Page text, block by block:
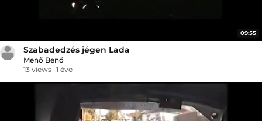
09:55
Szabadedzés jégen Lada
Menő Benő
13 views 1 éve